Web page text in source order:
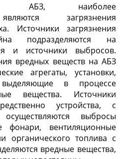
АБЗ, наиболее
загрязнения
Источники загрязнения
подразделяются на
и источники выбросов.
вредных веществ на АБЗ
агрегаты, установки,
в процессе
вещества. Источники
устройства, с
выбросы
фонари, вентиляционные
органического топлива с
вредные вещества,